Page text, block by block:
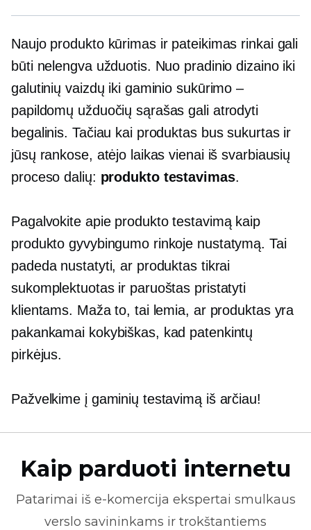
Naujo produkto kūrimas ir pateikimas rinkai gali
būti nelengva užduotis. Nuo pradinio dizaino iki
galutinių vaizdų iki gaminio sukūrimo –
papildomų užduočių sąrašas gali atrodyti
begalinis. Tačiau kai produktas bus sukurtas ir
jūsų rankose, atėjo laikas vienai iš svarbiausių
proceso dalių: produkto testavimas.
Pagalvokite apie produkto testavimą kaip
produkto gyvybingumo rinkoje nustatymą. Tai
padeda nustatyti, ar produktas tikrai
sukomplektuotas ir paruoštas pristatyti
klientams. Maža to, tai lemia, ar produktas yra
pakankamai kokybiškas, kad patenkintų
pirkėjus.
Pažvelkime į gaminių testavimą iš arčiau!
Kaip parduoti internetu
Patarimai iš e-komercija ekspertai smulkaus
verslo savininkams ir trokštantiems